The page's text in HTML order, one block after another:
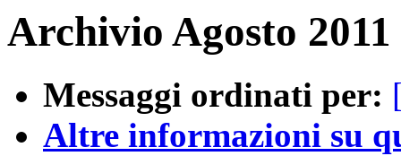
Archivio Agosto
Messaggi ordinati per:
Altre informazioni su